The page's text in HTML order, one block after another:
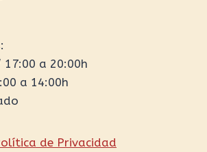
a 20:00h
a 14:00h
de Privacidad